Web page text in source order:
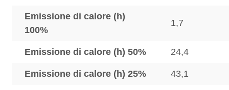
Emissione di calore (h)
100%
1,7
Emissione di calore (h) 50% 24,4
Emissione di calore (h) 25% 43,1